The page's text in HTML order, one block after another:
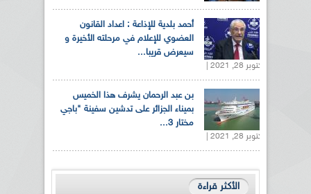
أحمد بلدية للإذاعة : اعداد القانون
العضوي للإعلام في مرحلته الأخيرة و
سيعرض قريبا...
أكتوبر 28, 2021 |
بن عبد الرحمان يشرف هذا الخميس
بميناء الجزائر على تدشين سفينة "باجي
مختار 3...
أكتوبر 28, 2021 |
الأكثر قراءة